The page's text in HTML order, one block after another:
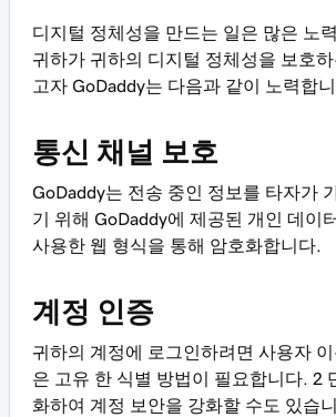
디지털 정체성을 만드는 일은 많은 노
귀하가 귀하의 디지털 정체성을 보호하
고자 GoDaddy는 다음과 같이 노력합니
통신 채널 보호
GoDaddy는 전송 중인 정보를 타자가
기 위해 GoDaddy에 제공된 개인 데이
사용한 웹 형식을 통해 암호화합니다.
계정 인증
귀하의 계정에 로그인하려면 사용자
은 고유 한 식별 방법이 필요합니다. 2
화하여 계정 보안을 강화할 수도 있습